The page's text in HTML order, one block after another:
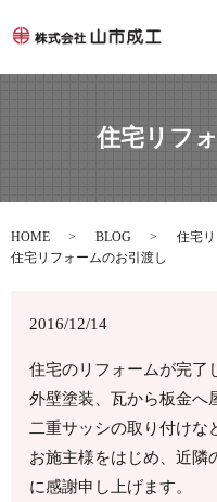
住宅リフ
HOME BLOG
住宅
住宅リフォームのお引渡し
2016/12/14
住宅のリフォームが完了
外壁塗装、瓦から板金へ
二重サッシの取り付けな
お施主様をはじめ、近隣
に感謝申し上げます。